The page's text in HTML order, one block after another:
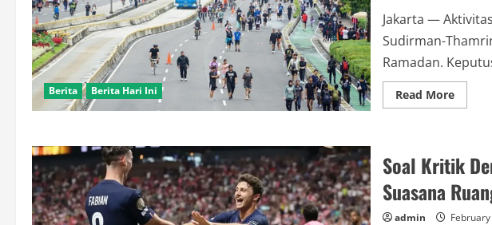
India
Berita Berita Hari Ini
Jakarta —
Sudirman-
Ramadan.
Read MoreRead
more
Tetap
Digelar
Soal Kritik
Suasana
admin